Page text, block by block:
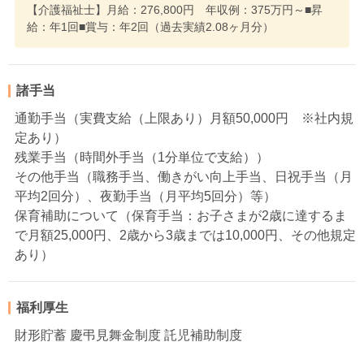
【介護福祉士】月給：276,800円 年収例：375万円～■昇
給：年1回■賞与：年2回（過去実績2.08ヶ月分）
諸手当
通勤手当（実費支給（上限あり）月額50,000円 ※社内規
定あり）
残業手当（時間外手当（1分単位で支給））
その他手当（職務手当、働きがい向上手当、日祝手当（月
平均2回分）、夜勤手当（月平均5回分）等）
保育補助について（保育手当：お子さまが2歳に達するま
で月額25,000円、2歳から3歳までは10,000円、その他規定
あり）
福利厚生
財形貯蓄 慶弔見舞金制度 託児補助制度